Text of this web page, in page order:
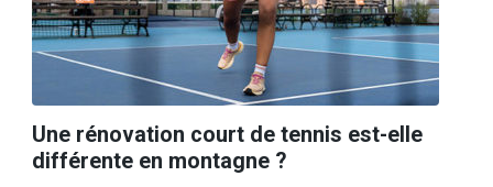
Une rénovation court de tennis est-elle
différente en montagne ?